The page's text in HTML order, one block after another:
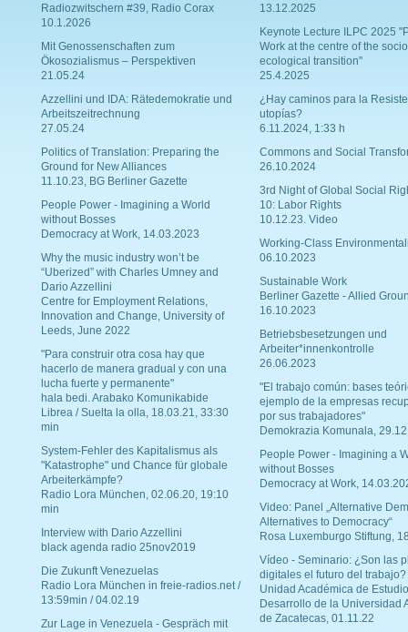
Radiozwitschern #39, Radio Corax
10.1.2026
Mit Genossenschaften zum
Ökosozialismus – Perspektiven
21.05.24
Azzellini und IDA: Rätedemokratie und
Arbeitszeitrechnung
27.05.24
Politics of Translation: Preparing the
Ground for New Alliances
11.10.23, BG Berliner Gazette
People Power - Imagining a World
without Bosses
Democracy at Work, 14.03.2023
Why the music industry won’t be
“Uberized” with Charles Umney and
Dario Azzellini
Centre for Employment Relations,
Innovation and Change, University of
Leeds, June 2022
"Para construir otra cosa hay que
hacerlo de manera gradual y con una
lucha fuerte y permanente"
hala bedi. Arabako Komunikabide
Librea / Suelta la olla, 18.03.21, 33:30
min
System-Fehler des Kapitalismus als
"Katastrophe" und Chance für globale
Arbeiterkämpfe?
Radio Lora München, 02.06.20, 19:10
min
Interview with Dario Azzellini
black agenda radio 25nov2019
Die Zukunft Venezuelas
Radio Lora München in freie-radios.net /
13:59min / 04.02.19
Zur Lage in Venezuela - Gespräch mit
13.12.2025
Keynote Lecture ILPC 2025
Work at the centre of the
ecological transition"
25.4.2025
¿Hay caminos para la
utopías?
6.11.2024, 1:33 h
Commons and Social
26.10.2024
3rd Night of Global Social
10: Labor Rights
10.12.23. Video
Working-Class
06.10.2023
Sustainable Work
Berliner Gazette - Allied
16.10.2023
Betriebsbesetzungen und
Arbeiter*innenkontrolle
26.06.2023
"El trabajo común: bases
ejemplo de la empresas
por sus trabajadores"
Demokrazia Komunala,
People Power - Imagining a
without Bosses
Democracy at Work,
Video: Panel „Alternative
Alternatives to Democracy“
Rosa Luxemburgo Stiftung,
Vídeo - Seminario: ¿Son las
digitales el futuro del trabajo?
Unidad Académica de
Desarrollo de la Universidad
de Zacatecas, 01.11.22